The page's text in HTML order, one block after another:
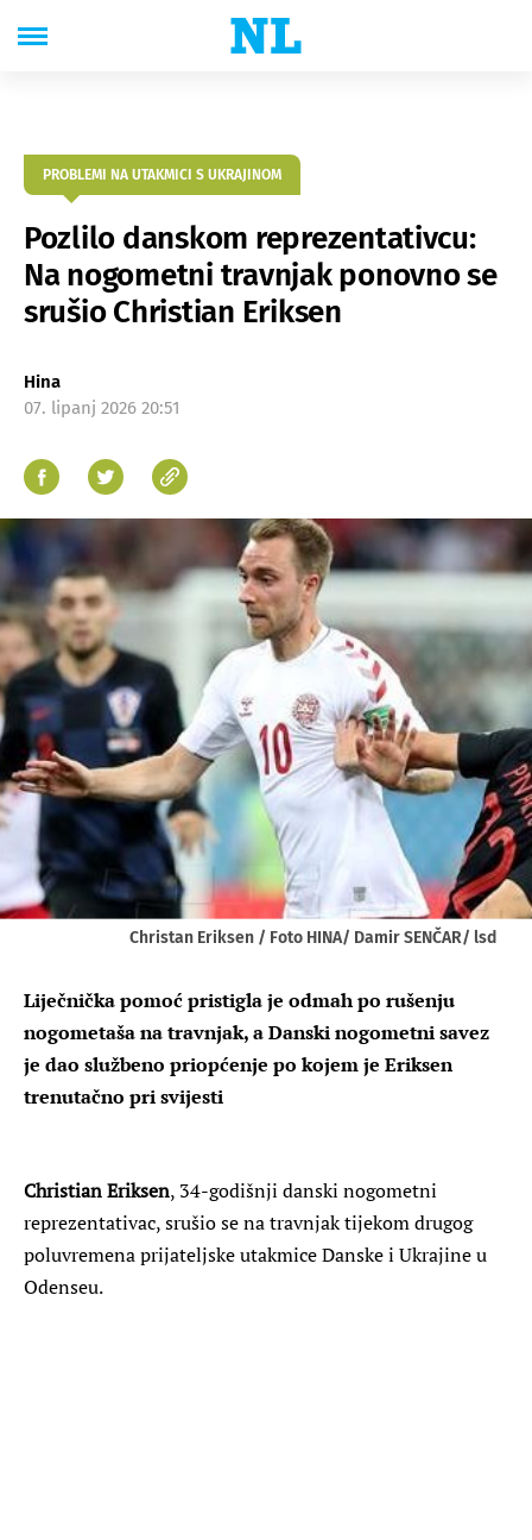
PROBLEMI NA UTAKMICI S UKRAJINOM
Pozlilo danskom reprezentativcu:
Na nogometni travnjak ponovno se
srušio Christian Eriksen
Hina
07. lipanj 2026 20:51
Christan Eriksen / Foto HINA/ Damir SENČAR/ lsd
Liječnička pomoć pristigla je odmah po rušenju
nogometaša na travnjak, a Danski nogometni savez
je dao službeno priopćenje po kojem je Eriksen
trenutačno pri svijesti
Christian Eriksen, 34-godišnji danski nogometni
reprezentativac, srušio se na travnjak tijekom drugog
poluvremena prijateljske utakmice Danske i Ukrajine u
Odenseu.